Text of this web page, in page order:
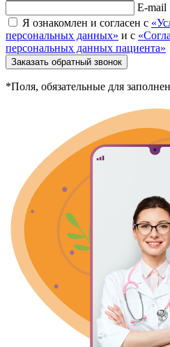
E-mail
Я ознакомлен и согласен с
персональных данных» и с
персональных данных пациента»
Заказать обратный звонок
*Поля, обязательные для